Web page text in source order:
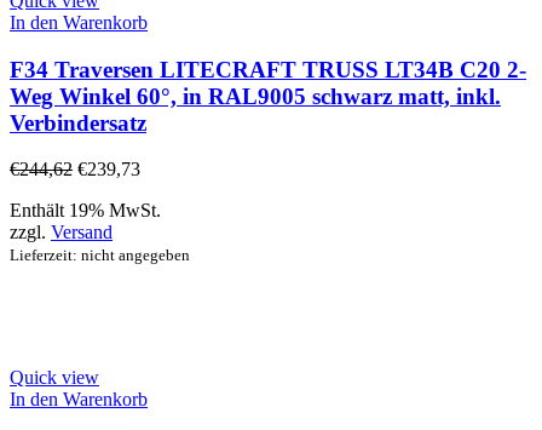
In den Warenkorb
F34 Traversen LITECRAFT TRUSS LT34B C20 2-
Weg Winkel 60°, in RAL9005 schwarz matt, inkl.
Verbindersatz
€244,62 €239,73
Enthält 19% MwSt.
zzgl. Versand
Lieferzeit: nicht angegeben
Quick view
In den Warenkorb